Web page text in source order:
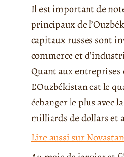
Il est important de
principaux de
capitaux russes sont
commerce et
Quant aux entreprises
L’Ouzbékistan est le
échanger le plus avec
milliards de dollars et
Lire aussi sur